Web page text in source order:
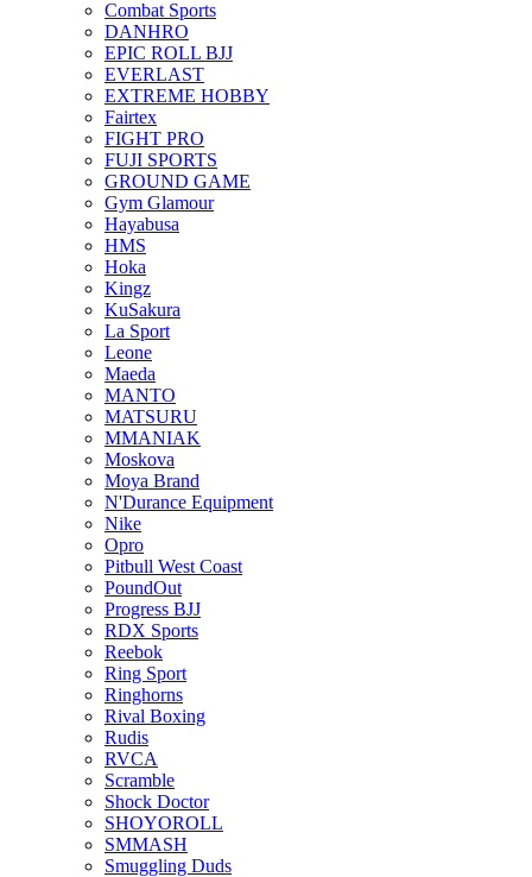
Combat Sports
DANHRO
EPIC ROLL BJJ
EVERLAST
EXTREME HOBBY
Fairtex
FIGHT PRO
FUJI SPORTS
GROUND GAME
Gym Glamour
Hayabusa
HMS
Hoka
Kingz
KuSakura
La Sport
Leone
Maeda
MANTO
MATSURU
MMANIAK
Moskova
Moya Brand
N'Durance Equipment
Nike
Opro
Pitbull West Coast
PoundOut
Progress BJJ
RDX Sports
Reebok
Ring Sport
Ringhorns
Rival Boxing
Rudis
RVCA
Scramble
Shock Doctor
SHOYOROLL
SMMASH
Smuggling Duds